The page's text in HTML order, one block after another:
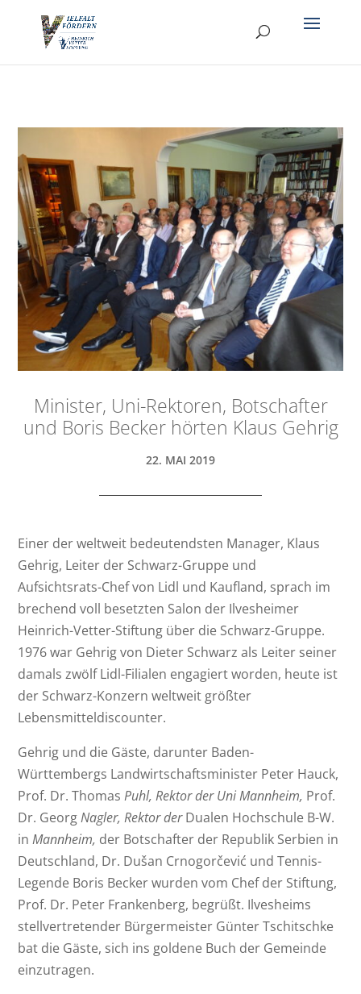
Minister, Uni-Rektoren, Botschafter
und Boris Becker hörten Klaus Gehrig
22. MAI 2019
Einer der weltweit bedeutendsten Manager, Klaus
Gehrig, Leiter der Schwarz-Gruppe und
Aufsichtsrats-Chef von Lidl und Kaufland, sprach im
brechend voll besetzten Salon der Ilvesheimer
Heinrich-Vetter-Stiftung über die Schwarz-Gruppe.
1976 war Gehrig von Dieter Schwarz als Leiter seiner
damals zwölf Lidl-Filialen engagiert worden, heute ist
der Schwarz-Konzern weltweit größter
Lebensmitteldiscounter.
Gehrig und die Gäste, darunter Baden-
Württembergs Landwirtschaftsminister Peter Hauck,
Prof. Dr. ThomasPuhl, Rektor der Uni Mannheim, Prof.
Dr. GeorgNagler, Rektor derDualen Hochschule B-W.
inMannheim, der Botschafter der Republik Serbien in
Deutschland, Dr. Dušan Crnogorčević und Tennis-
Legende Boris Becker wurden vom Chef der Stiftung,
Prof. Dr. Peter Frankenberg, begrüßt. Ilvesheims
stellvertretender Bürgermeister Günter Tschitschke
bat die Gäste, sich ins goldene Buch der Gemeinde
einzutragen.